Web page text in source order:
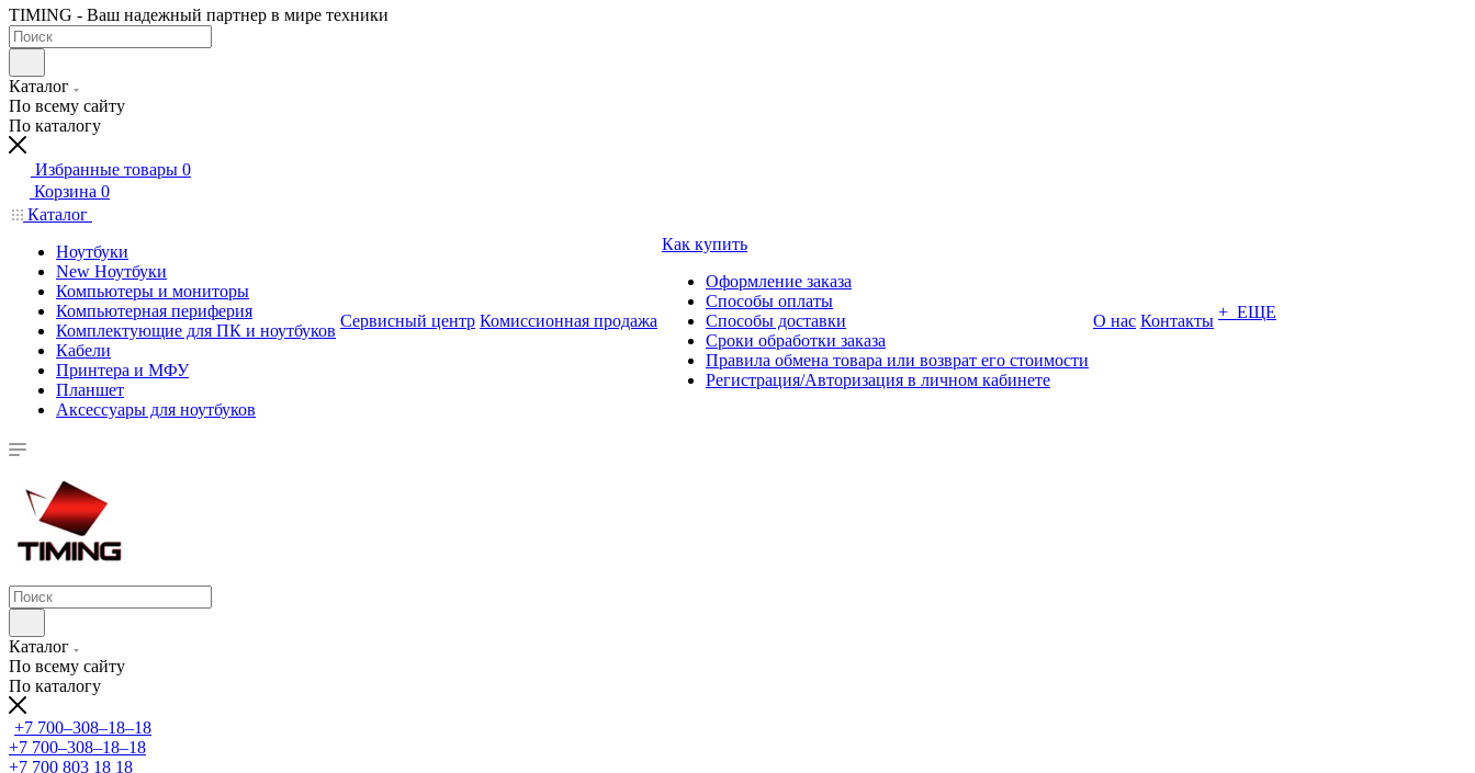
TIMING - Ваш надежный партнер в мире техники
Каталог
По всему сайту
По каталогу
Избранные товары 0
Корзина 0
Каталог
Ноутбуки
New Ноутбуки
Компьютеры и мониторы
Компьютерная периферия
Комплектующие для ПК и ноутбуков
Кабели
Принтера и МФУ
Планшет
Аксессуары для ноутбуков
Сервисный центр Комиссионная продажа
Как купить
Оформление заказа
Способы оплаты
Способы доставки
Сроки обработки заказа
Правила обмена товара или возврат его стоимости
Регистрация/Авторизация в личном кабинете
О нас Контакты + ЕЩЕ
Каталог
По всему сайту
По каталогу
+7 700‒308‒18‒18
+7 700‒308‒18‒18
+7 700 803 18 18